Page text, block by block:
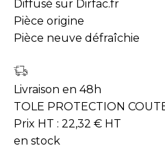
Diffusé sur Dirfac.fr
Pièce origine
Pièce neuve défraîchie
Livraison en 48h
TOLE PROTECTION
Prix HT : 22,32 € HT
en stock